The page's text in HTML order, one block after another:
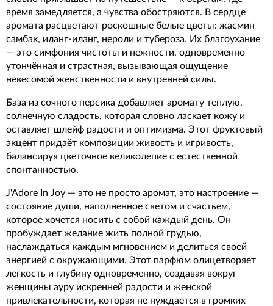
время замедляется, а чувства обостряются. В сердце
аромата расцветают роскошные белые цветы: жасмин
самбак, иланг-иланг, нероли и тубероза. Их благоухание
— это симфония чистоты и нежности, одновременно
утончённая и страстная, вызывающая ощущение
невесомой женственности и внутренней силы.
База из сочного персика добавляет аромату теплую,
солнечную сладость, которая словно ласкает кожу и
оставляет шлейф радости и оптимизма. Этот фруктовый
акцент придаёт композиции живость и игривость,
балансируя цветочное великолепие с естественной
спонтанностью.
J'Adore In Joy — это не просто аромат, это настроение —
состояние души, наполненное светом и счастьем,
которое хочется носить с собой каждый день. Он
пробуждает желание жить полной грудью,
наслаждаться каждым мгновением и делиться своей
энергией с окружающими. Этот парфюм олицетворяет
легкость и глубину одновременно, создавая вокруг
женщины ауру искренней радости и женской
привлекательности, которая не нуждается в громких